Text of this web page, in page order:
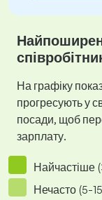
На графіку
прогресують у
посади, щоб
зарплату.
Найчастіше
Нечасто (5-